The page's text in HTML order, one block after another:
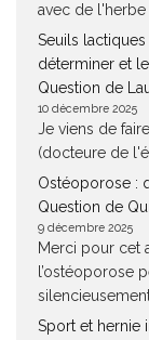
avec de l'herbe
Seuils
déterminer et
Question de
10 décembre 2025
Je viens de
(docteure de
Ostéoporose :
Question de
9 décembre 2025
Merci pour cet
l’ostéoporose
silencieusement,
Sport et hernie